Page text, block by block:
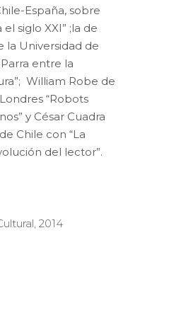
España, sobre
el siglo XXI” ;la de
la Universidad de
entre la
William Robe de
“Robots
y César Cuadra
Chile con “La
del lector”.
, 2014